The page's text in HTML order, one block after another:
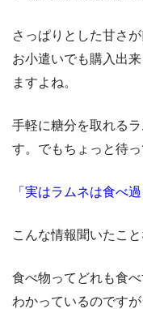
さっぱりとした甘さ
お小遣いでも購入出
ますよね。
手軽に糖分を取れる
す。でもちょっと待っ
「実はラムネは食べ
こんな情報聞いたこ
食べ物ってどれも食
わかっているのです